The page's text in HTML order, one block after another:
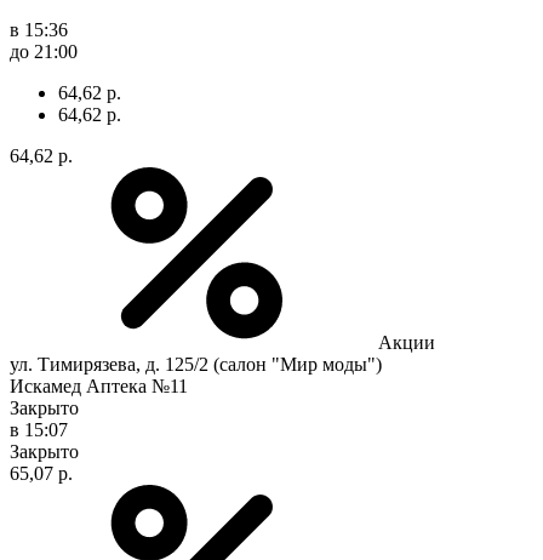
в 15:36
до 21:00
64,62 р.
64,62 р.
64,62 р.
Акции
ул. Тимирязева, д. 125/2 (салон "Мир моды")
Искамед Аптека №11
Закрыто
в 15:07
Закрыто
65,07 р.